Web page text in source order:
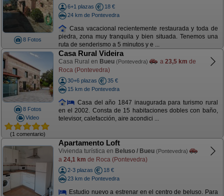
8 Fotos
6+1 plazas
18 €
24 km de Pontevedra
Casa vacacional recientemente restaurada y toda de
piedra, zona muy tranquila y bien situada. Tenemos una
ruta de senderismo a 5 minutos y e ...
8 Fotos
Video
(1 comentario)
Casa Rural Videira
Casa Rural en Bueu (Pontevedra) a 23,5 km de
Roca (Pontevedra)
30+6 plazas
35 €
15 km de Pontevedra
Casa del año 1847 inaugurada para turismo rural
en el 2002. Consta de 15 habitaciones dobles con baño,
televisor, calefacción, aire acondici ...
Apartamento Loft
Vivienda turística en Beluso / Bueu (Pontevedra)
a 24,1 km de Roca (Pontevedra)
2-3 plazas
18 €
23 km de Pontevedra
Estudio nuevo a estrenar en el centro de beluso. Para